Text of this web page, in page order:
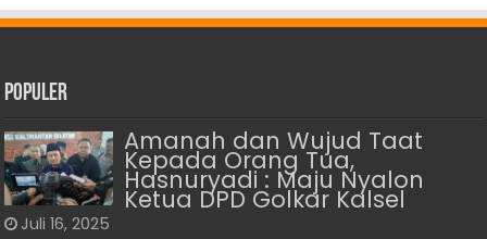
Populer
Amanah dan Wujud Taat
Kepada Orang Tua,
Hasnuryadi : Maju Nyalon
Ketua DPD Golkar Kalsel
Juli 16, 2025